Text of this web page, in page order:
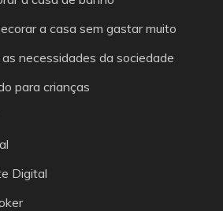
a casa sem gastar muito
necessidades da sociedade
para crianças
Digital